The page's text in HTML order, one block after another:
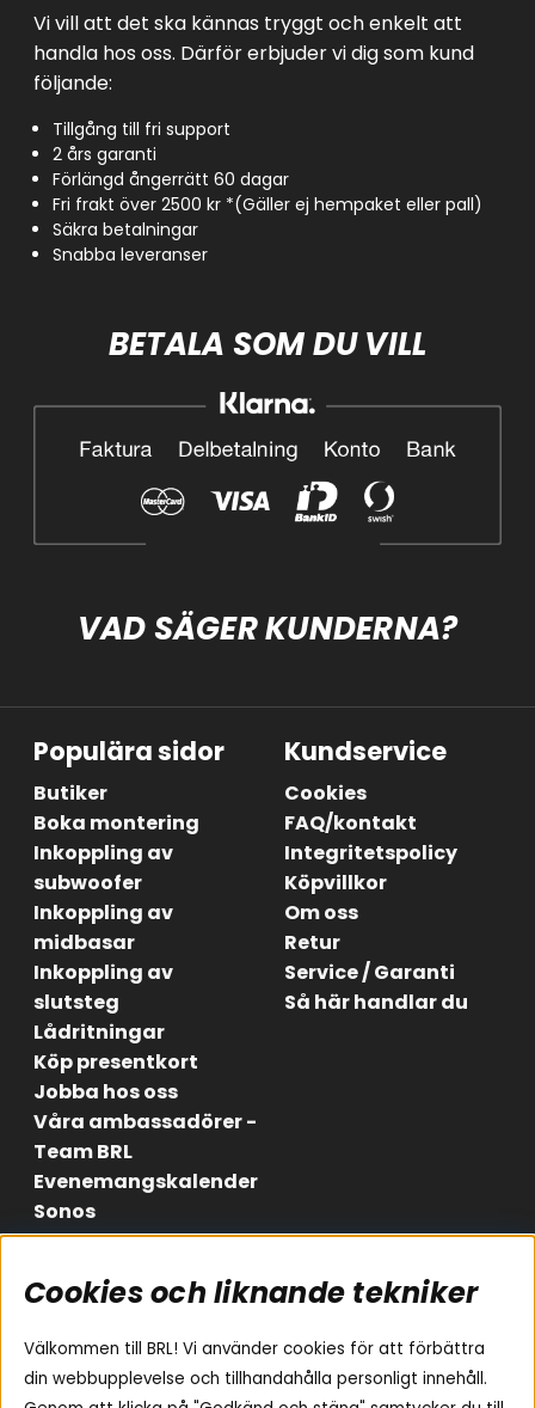
Vi vill att det ska kännas tryggt och enkelt att
handla hos oss. Därför erbjuder vi dig som kund
följande:
Tillgång till fri support
2 års garanti
Förlängd ångerrätt 60 dagar
Fri frakt över 2500 kr *(Gäller ej hempaket eller pall)
Säkra betalningar
Snabba leveranser
BETALA SOM DU VILL
VAD SÄGER KUNDERNA?
Populära sidor
Butiker
Boka montering
Inkoppling av
subwoofer
Inkoppling av
midbasar
Inkoppling av
slutsteg
Lådritningar
Köp presentkort
Jobba hos oss
Våra ambassadörer -
Team BRL
Evenemangskalender
Sonos
Kundservice
Cookies
FAQ/kontakt
Integritetspolicy
Köpvillkor
Om oss
Retur
Service / Garanti
Så här handlar du
Områden
Billjud
Hemmaljud
Medarbetare
Följ oss
Instagram
Facebook
Cookies och liknande tekniker
Välkommen till BRL! Vi använder cookies för att förbättra
din webbupplevelse och tillhandahålla personligt innehåll.